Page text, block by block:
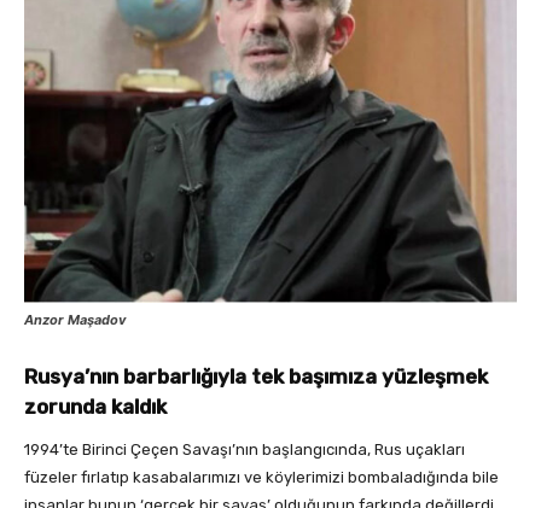
Anzor Maşadov
Rusya’nın barbarlığıyla tek başımıza yüzleşmek
zorunda kaldık
1994’te Birinci Çeçen Savaşı’nın başlangıcında, Rus uçakları
füzeler fırlatıp kasabalarımızı ve köylerimizi bombaladığında bile